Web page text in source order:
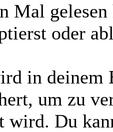
Mal
oder
in deinem
um zu
wird. Du